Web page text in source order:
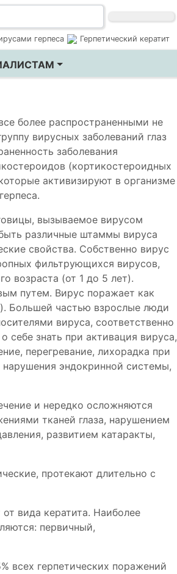
герпеса Герпетический кератит
более распространенными не
вирусных заболеваний глаз
заболевания
(кортикостероидных
активизируют в организме
вызываемое вирусом
различные штаммы вируса
свойства. Собственно вирус
фильтрующихся вирусов,
возраста (от 1 до 5 лет).
путем. Вирус поражает как
Большей частью взрослые люди
вируса, соответственно
себе знать при активация вируса,
перегревание, лихорадка при
эндокринной системы,
и нередко осложняются
тканей глаза, нарушением
развитием катаракты,
протекают длительно с
вида кератита. Наиболее
первичный,
всех герпетических поражений